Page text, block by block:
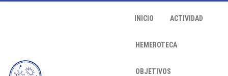
INICIO ACTIVIDAD
HEMEROTECA
OBJETIVOS